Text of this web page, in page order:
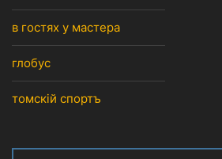
в гостях у мастера
глобус
томскiй спортъ